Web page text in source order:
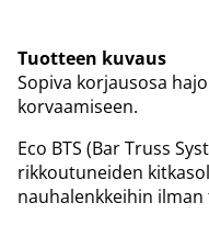
Tuotteen kuvaus
Sopiva korjausosa
korvaamiseen.
Eco BTS (Bar Truss
rikkoutuneiden
nauhalenkkeihin ilman